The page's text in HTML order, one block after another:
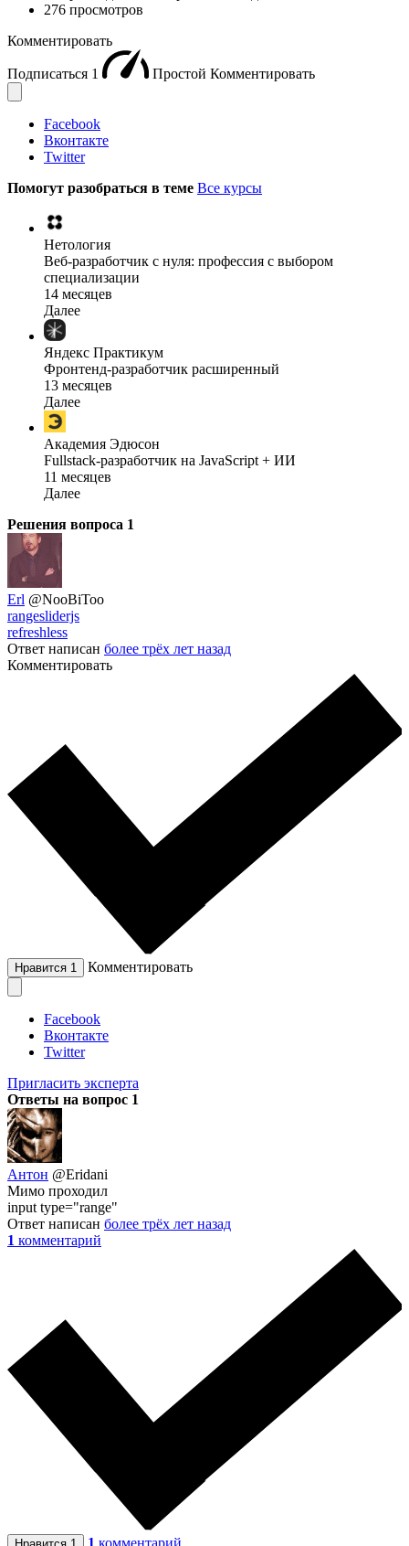
276 просмотров
Комментировать
Подписаться 1 Простой Комментировать
Facebook
Вконтакте
Twitter
Помогут разобраться в теме Все курсы
Нетология
Веб-разработчик с нуля: профессия с выбором
специализации
14 месяцев
Далее
Яндекс Практикум
Фронтенд-разработчик расширенный
13 месяцев
Далее
Академия Эдюсон
Fullstack-разработчик на JavaScript + ИИ
11 месяцев
Далее
Решения вопроса 1
Erl @NooBiToo
rangesliderjs
refreshless
Ответ написан более трёх лет назад
Комментировать
Нравится 1 Комментировать
Facebook
Вконтакте
Twitter
Пригласить эксперта
Ответы на вопрос 1
Антон @Eridani
Мимо проходил
input type="range"
Ответ написан более трёх лет назад
1 комментарий
1 комментарий